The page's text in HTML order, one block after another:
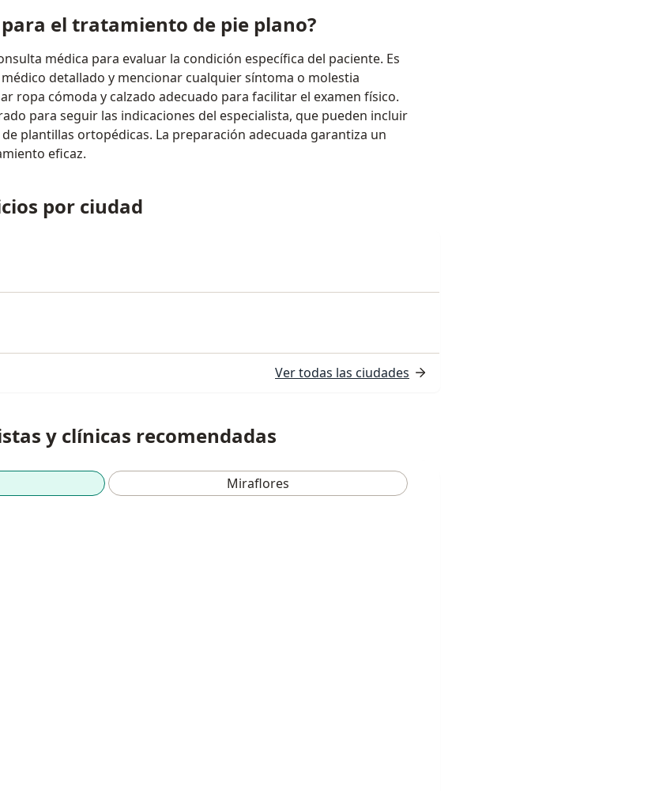
el tratamiento de pie plano?
médica para evaluar la condición específica del paciente. Es
detallado y mencionar cualquier síntoma o molestia
ropa cómoda y calzado adecuado para facilitar el examen físico.
para seguir las indicaciones del especialista, que pueden incluir
plantillas ortopédicas. La preparación adecuada garantiza un
eficaz.
por ciudad
Ver todas las ciudades
y clínicas recomendadas
Miraflores